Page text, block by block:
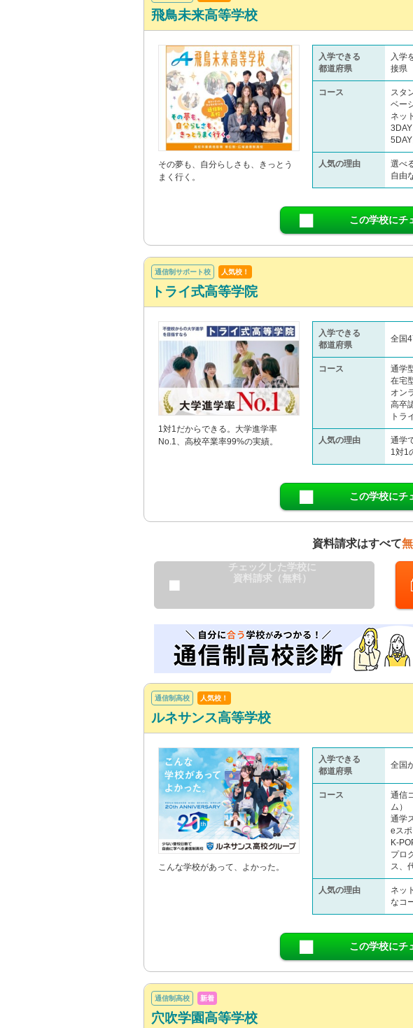
飛鳥未来高等学校
その夢も、自分らしさも、きっとう
まく行く。
入学できる
都道府県
入学
接県
コース
スタ
ベー
ネッ
人気の理由
選べ
自由
この学校にチ
通信制サポート校 人気校！
トライ式高等学院
1対1だからできる。大学進学率
No.1、高校卒業率99%の実績。
入学できる
都道府県
全国
コース
通学
在宅
オン
高卒
トラ
人気の理由
通学
1対1
この学校にチ
資料請求はすべて
チェックした学校に
資料請求（無料）
通信制高校 人気校！
ルネサンス高等学校
こんな学校があって、よかった。
入学できる
都道府県
全国
コース
通信
ム）
通学
eス
K-
プロ
ス、
人気の理由
ネッ
なコ
この学校にチ
通信制高校 新着
穴吹学園高等学校